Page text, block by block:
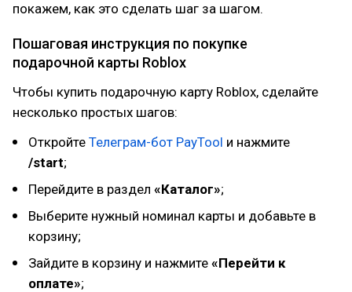
покажем, как это сделать шаг за шагом.
Пошаговая инструкция по покупке
подарочной карты Roblox
Чтобы купить подарочную карту Roblox, сделайте
несколько простых шагов:
Откройте Телеграм-бот PayTool и нажмите
/start;
Перейдите в раздел «Каталог»;
Выберите нужный номинал карты и добавьте в
корзину;
Зайдите в корзину и нажмите «Перейти к
оплате»;